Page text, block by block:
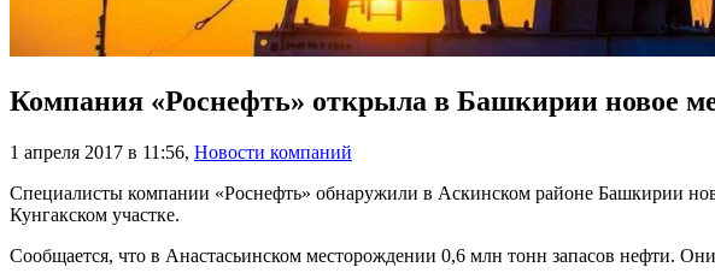
Компания «Роснефть» открыла в Башкирии новое
1 апреля 2017 в 11:56, Новости компаний
Специалисты компании «Роснефть» обнаружили в Аскинском районе Башкирии
Кунгакском участке.
Сообщается, что в Анастасьинском месторождении 0,6 млн тонн запасов нефти.